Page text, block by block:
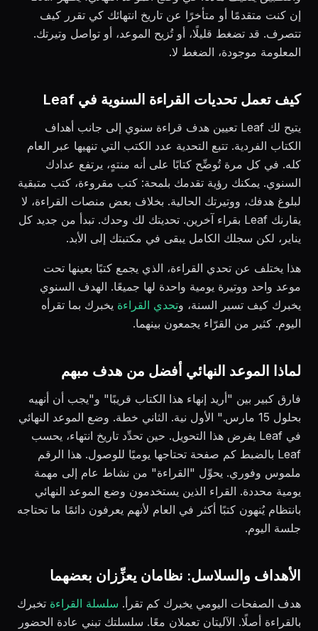
إن كنت متقدمًا أو متأخرًا عن تاريخ انتهائك كي تقرر كيف
تتصرف. قد تضغط قليلًا، أو تُزيح الموعد، أو تواصل وتيرتك.
المعلومة موجودة، الضغط لا.
كيف تعمل تحديات القراءة السنوية في Leaf
يتيح لك Leaf تعيين هدف قراءة سنوي إلى جانب أهداف
الكتاب الفردية. تتبع التحدية عدد الكتب التي تنهيها عبر العام
كله. في كل مرة تُوضِّح كتابًا على أنه منتهٍ، يرتفع عدادك
السنوي. يمكنك رؤية تقدمك بلمحة: كتب مقروءة، كتب متبقية
لبلوغ هدفك، ووتيرتك الحالية. بخلاف بعض منصات القراءة، لا
يقارنك Leaf بقراء آخرين. تحديتك لك وحدك. تبدأ من جديد كل
يناير، لكن سجلك الكامل يبقى في مكتبتك إلى الأبد.
هذا يختلف عن تحدي القراءة، الذي يجمع كتبًا بعينها تحت
موعد واحد ووتيرة يومية واحدة لها جميعًا. الهدف السنوي
يخبرك كيف تسير السنة، وتحدي القراءة يخبرك بما تقرأه
اليوم. كثير من القرّاء يجمعون بينهما.
لماذا الموعد النهائي أفضل من هدف مبهم
فارق كبير بين "أريد إنهاء هذا الكتاب قريبًا" و"يجب أن أنهيه
بحلول 15 مارس." الأول نية. الثاني خطة. وضع الموعد النهائي
في Leaf يفرض هذا التحويل. حين تحدِّد تاريخ انتهاء، يحسب
Leaf بالضبط كم صفحة تحتاجها يوميًا للوصول. هذا الرقم
ملموس وفوري. يحوِّل "القراءة" من نشاط عام إلى مهمة
يومية محددة. القراء الذين يستخدمون وضع الموعد النهائي
بانتظام يُنهون كتبًا أكثر في العام لأنهم يعرفون دائمًا ما تحتاجه
جلسة اليوم.
الأهداف والسلاسل: نظامان يعزِّزان بعضهما
هدف الصفحات اليومي يخبرك كم تقرأ. سلسلة القراءة تخبرك
بالقراءة أصلًا. الآليتان تعملان معًا. سلسلتك تبني عادة الحضور